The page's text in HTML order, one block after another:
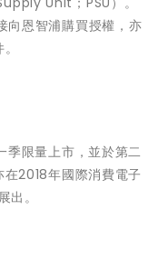
向恩智浦購買授權，亦
季限量上市，並於第二
2018年國際消費電子
出。